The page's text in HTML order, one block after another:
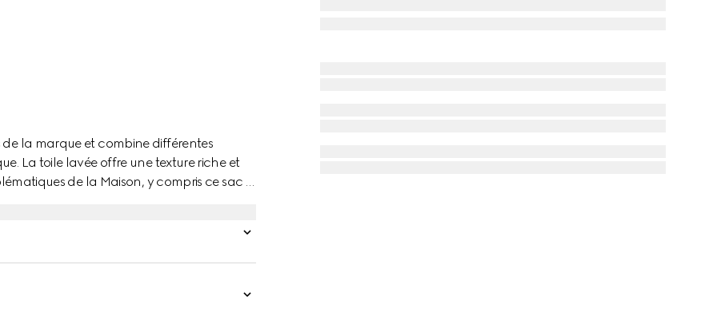
de la marque et combine différentes
La toile lavée offre une texture riche et
de la Maison, y compris ce sac à